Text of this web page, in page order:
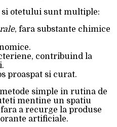
otetului sunt multiple:
, fara substante chimice
contribuind la
proaspat si curat.
simple in rutina de
mentine un spatiu
a recurge la produse
artificiale.